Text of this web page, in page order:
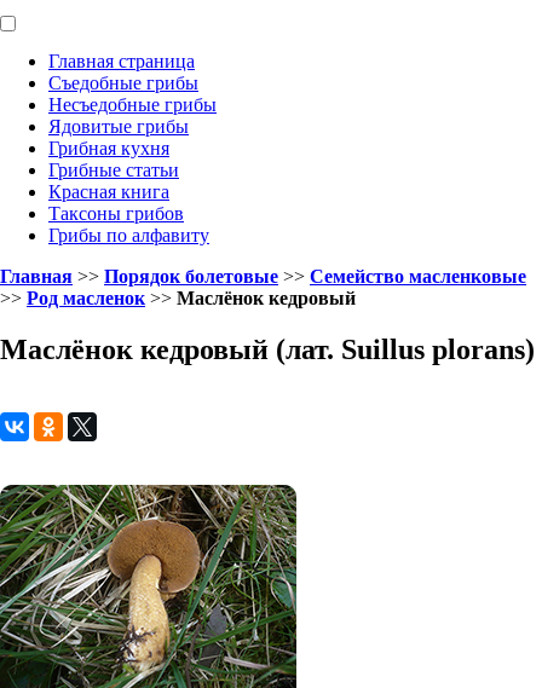
Главная страница
Съедобные грибы
Несъедобные грибы
Ядовитые грибы
Грибная кухня
Грибные статьи
Красная книга
Таксоны грибов
Грибы по алфавиту
Главная >> Порядок болетовые >> Семейство масленковые
>> Род масленок >> Маслёнок кедровый
Маслёнок кедровый (лат. Suillus plorans)